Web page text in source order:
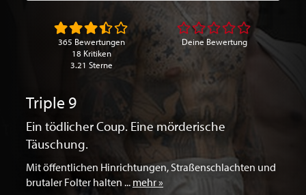
Triple 9
Ein tödlicher Coup. Eine mörderische
Täuschung.
Mit öffentlichen Hinrichtungen, Straßenschlachten und
brutaler Folter halten ... mehr »
365 Bewertungen
18 Kritiken
3.21 Sterne
Deine Bewertung